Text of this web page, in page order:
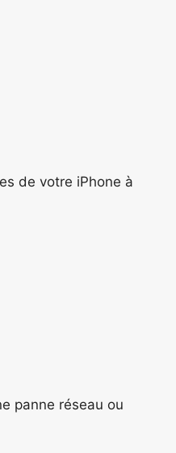
de votre iPhone à
panne réseau ou